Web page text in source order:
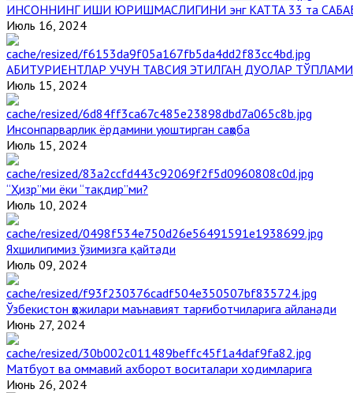
ИНСОННИНГ ИШИ ЮРИШМАСЛИГИНИ энг КАТТА 33 та
Июль 16, 2024
АБИТУРИЕНТЛАР УЧУН ТАВСИЯ ЭТИЛГАН ДУОЛАР ТЎПЛАМИ
Июль 15, 2024
Инсонпарварлик ёрдамини уюштирган саҳоба
Июль 15, 2024
“Ҳизр”ми ёки “тақдир”ми?
Июль 10, 2024
Яхшилигимиз ўзимизга қайтади
Июль 09, 2024
Ўзбекистон ҳожилари маънавият тарғиботчиларига айланади
Июнь 27, 2024
Матбуот ва оммавий ахборот воситалари ходимларига
Июнь 26, 2024